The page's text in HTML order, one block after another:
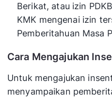
Berikat, atau izin
KMK mengenai izin
Pemberitahuan Masa
Cara Mengajukan
Untuk mengajukan
menyampaikan